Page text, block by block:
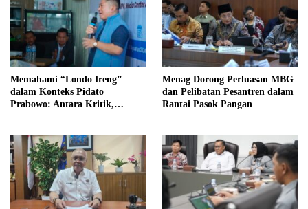
Memahami “Londo Ireng”
dalam Konteks Pidato
Prabowo: Antara Kritik,
Menag Dorong Perluasan MBG
dan Pelibatan Pesantren dalam
Rantai Pasok Pangan